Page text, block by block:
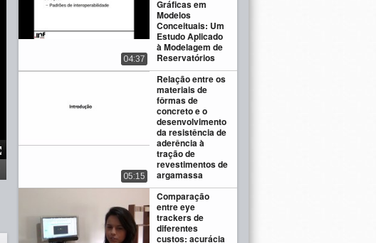
Gráficas em
Modelos
Conceituais: Um
Estudo Aplicado
à Modelagem de
Reservatórios
04:37
Relação entre os
materiais de
fôrmas de
concreto e o
desenvolvimento
da resistência de
aderência à
tração de
revestimentos de
argamassa
05:15
Comparação
entre eye
trackers de
diferentes
custos: acurácia